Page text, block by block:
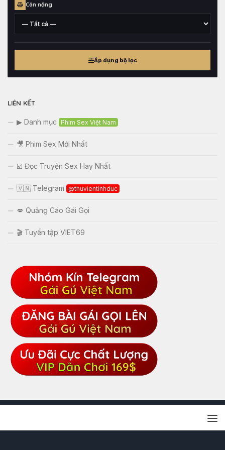
cao
khảo
Cân nặng
nặng
khảo
Áp dụng bộ lọc
LIÊN KẾT
▶ Danh mục Phim Sex Việt Nam
🎥 Phim Sex Mới Nhất
☑️ Đọc Truyện Sex Hay Nhất
🇻🇳 Telegram @thuvientinhduc
💋 Quảng Cáo Gái Gọi
🎬 Tuyển tập VIET69